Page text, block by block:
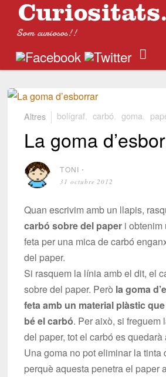
Som curiosos!!
Altres bolígraf carbó goma
La goma
TONI ⋅
31 octubre 2012
Quan escrivim amb un llapis,
carbó sobre del paper i obtenim
feta per una mica de carbó
del paper.
Si rasquem la línia amb el dit, el
sobre del paper. Però la goma
feta amb un material plàstic
bé el carbó. Per això, si freguem
del paper, tot el carbó es quedarà
Una goma no pot eliminar la tinta
perquè aquesta penetra el paper